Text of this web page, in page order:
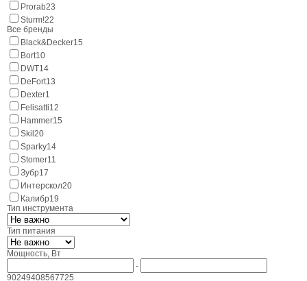
Prorab23
Sturm!22
Все бренды
Black&Decker15
Bort10
DWT14
DeFort13
Dexter1
Felisatti12
Hammer15
Skil 20
Sparky14
Stomer11
Зубр17
Интерскол20
Калибр19
Тип инструмента
Тип питания
Мощность, Вт
-
90249408567725